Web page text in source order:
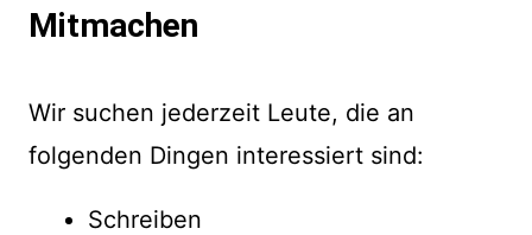
Mitmachen
Wir suchen jederzeit Leute, die an
folgenden Dingen interessiert sind:
Schreiben